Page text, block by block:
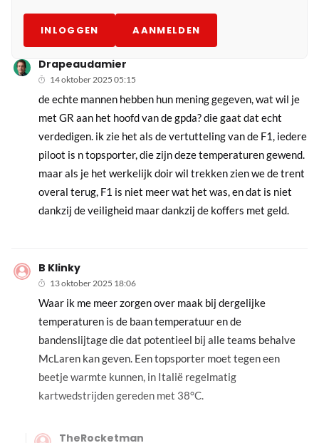
INLOGGEN AANMELDEN
B Klinky
13 oktober 2025 18:06
Waar ik me meer zorgen over maak bij dergelijke
temperaturen is de baan temperatuur en de
bandenslijtage die dat potentieel bij alle teams behalve
McLaren kan geven. Een topsporter moet tegen een
beetje warmte kunnen, in Italië regelmatig
kartwedstrijden gereden met 38°C.
TheRocketman
Drapeaudamier
14 oktober 2025 05:15
de echte mannen hebben hun mening gegeven, wat wil je
met GR aan het hoofd van de gpda? die gaat dat echt
verdedigen. ik zie het als de vertutteling van de F1, iedere
piloot is n topsporter, die zijn deze temperaturen gewend.
maar als je het werkelijk doir wil trekken zien we de trent
overal terug, F1 is niet meer wat het was, en dat is niet
dankzij de veiligheid maar dankzij de koffers met geld.